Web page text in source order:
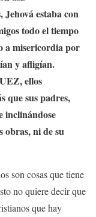
Jehová estaba con
todo el tiempo
a misericordia por
y afligían.
ellos
que sus padres,
inclinándose
obras, ni de su
son cosas que tiene
no quiere decir que
que hay